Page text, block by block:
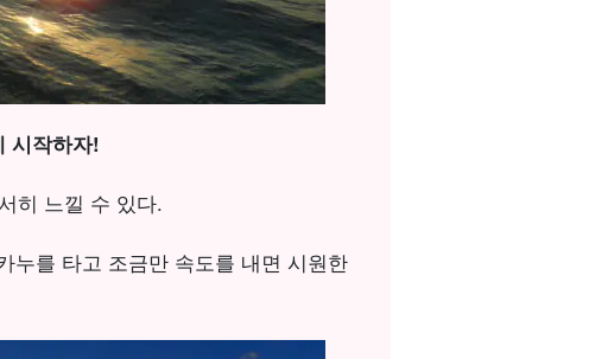
시작하자!
히 느낄 수 있다.
누를 타고 조금만 속도를 내면 시원한